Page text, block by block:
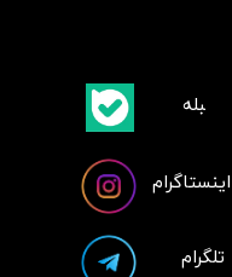
تلگرام
اینستاگرام
​بلبله​​​​​​​بله